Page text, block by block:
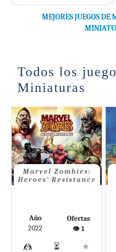
MEJORES JUEGOS DE
Todos los
Miniaturas
Marvel Zombies:
Heroes' Resistance
Año
2022
Ofertas
👁️ 1
🤼
⏳
⭐